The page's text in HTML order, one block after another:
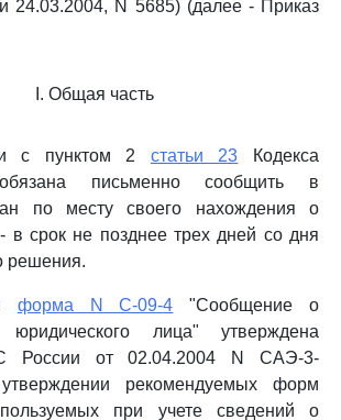
24.03.2004, N 5685) (далее - Приказ
I. Общая часть
с пунктом 2 статьи 23 Кодекса
письменно сообщить в
по месту своего нахождения о
в срок не позднее трех дней со дня
решения.
форма N С-09-4 "Сообщение о
юридического лица" утверждена
России от 02.04.2004 N САЭ-3-
рекомендуемых форм
при учете сведений о